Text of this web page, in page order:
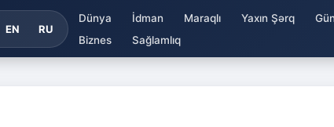
EN RU
Dünya İdman Maraqlı Yaxın Şərq
Biznes
Sağlamlıq